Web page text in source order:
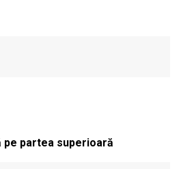
pe partea superioară